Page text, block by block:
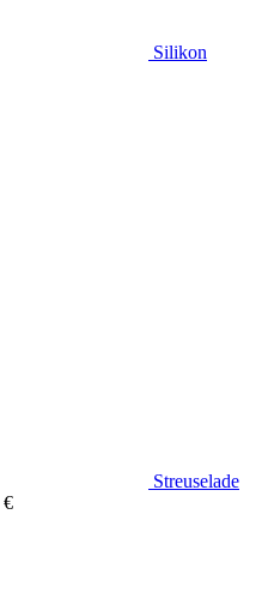
Silikon
Streuselade
€